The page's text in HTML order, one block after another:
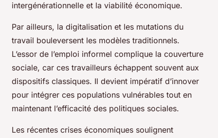
intergénérationnelle et la viabilité économique.
Par ailleurs, la digitalisation et les mutations du
travail bouleversent les modèles traditionnels.
L’essor de l’emploi informel complique la couverture
sociale, car ces travailleurs échappent souvent aux
dispositifs classiques. Il devient impératif d’innover
pour intégrer ces populations vulnérables tout en
maintenant l’efficacité des politiques sociales.
Les récentes crises économiques soulignent